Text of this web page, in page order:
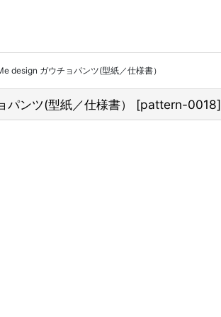
design ガウチョパンツ(型紙／仕様書）
ンツ(型紙／仕様書） [pattern-0018]